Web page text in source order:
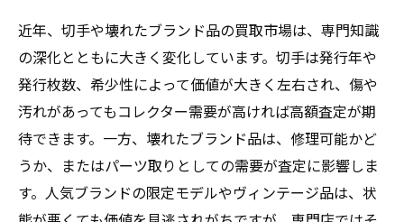
近年、切手や壊れたブランド品の買取市場は、専門知識
の深化とともに大きく変化しています。切手は発行年や
発行枚数、希少性によって価値が大きく左右され、傷や
汚れがあってもコレクター需要が高ければ高額査定が期
待できます。一方、壊れたブランド品は、修理可能かど
うか、またはパーツ取りとしての需要が査定に影響しま
す。人気ブランドの限定モデルやヴィンテージ品は、状